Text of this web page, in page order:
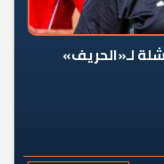
لـ«الحريف»